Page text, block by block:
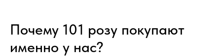
Почему 101 розу покупают
именно у нас?